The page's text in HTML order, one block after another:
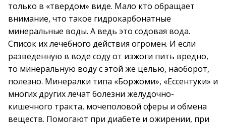
только в «твердом» виде. Мало кто обращает
внимание, что такое гидрокарбонатные
минеральные воды. А ведь это содовая вода.
Список их лечебного действия огромен. И если
разведенную в воде соду от изжоги пить вредно,
то минеральную воду с этой же целью, наоборот,
полезно. Минералки типа «Боржоми», «Ессентуки» и
многих других лечат болезни желудочно-
кишечного тракта, мочеполовой сферы и обмена
веществ. Помогают при диабете и ожирении, при